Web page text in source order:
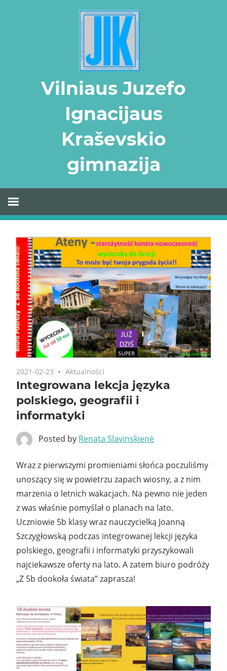
Vilniaus Juzefo
Ignacijaus
Kraševskio
gimnazija
2021-02-23 Aktualności
Integrowana lekcja języka
polskiego, geografii i
informatyki
Posted by Renata Slavinskienė
Wraz z pierwszymi promieniami słońca poczuliśmy
unoszący się w powietrzu zapach wiosny, a z nim
marzenia o letnich wakacjach. Na pewno nie jeden
z was właśnie pomyślał o planach na lato.
Uczniowie 5b klasy wraz nauczycielką Joanną
Szczygłowską podczas integrowanej lekcji języka
polskiego, geografii i informatyki przyszykowali
najciekawsze oferty na lato. A zatem biuro podróży
„Z 5b dookoła świata” zaprasza!